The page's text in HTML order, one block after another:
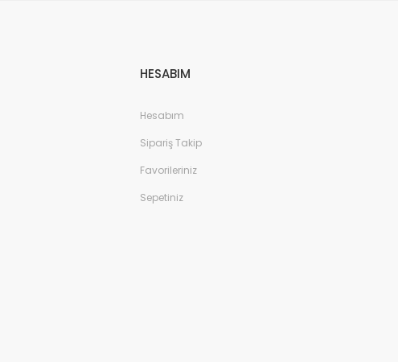
HESABIM
Hesabım
Sipariş Takip
Favorileriniz
Sepetiniz